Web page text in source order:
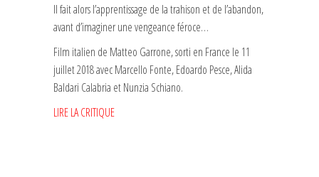
Il fait alors l’apprentissage de la trahison et de l’abandon,
avant d’imaginer une vengeance féroce…
Film italien de Matteo Garrone, sorti en France le 11
juillet 2018 avec Marcello Fonte, Edoardo Pesce, Alida
Baldari Calabria et Nunzia Schiano.
LIRE LA CRITIQUE